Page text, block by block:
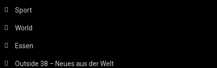
Sport
World
Essen
Outside 38 – Neues aus der Welt